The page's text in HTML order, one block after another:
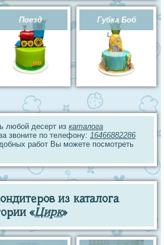
Поезд Губка Боб
любой десерт из каталога
звоните по телефону: 16466882286
работ Вы можете посмотреть
из каталога
«Цирк»